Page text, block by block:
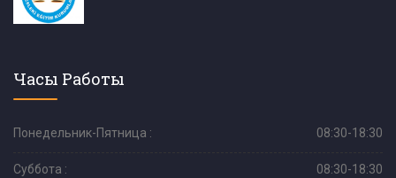
Часы Работы
Понедельник-Пятница : 08:30-18:30
Суббота : 08:30-18:30